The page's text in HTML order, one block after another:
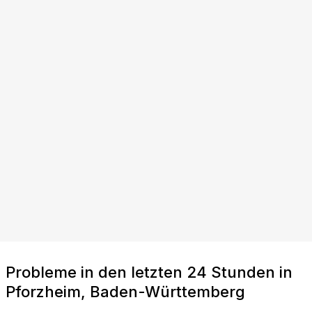
Probleme in den letzten 24 Stunden in
Pforzheim, Baden-Württemberg